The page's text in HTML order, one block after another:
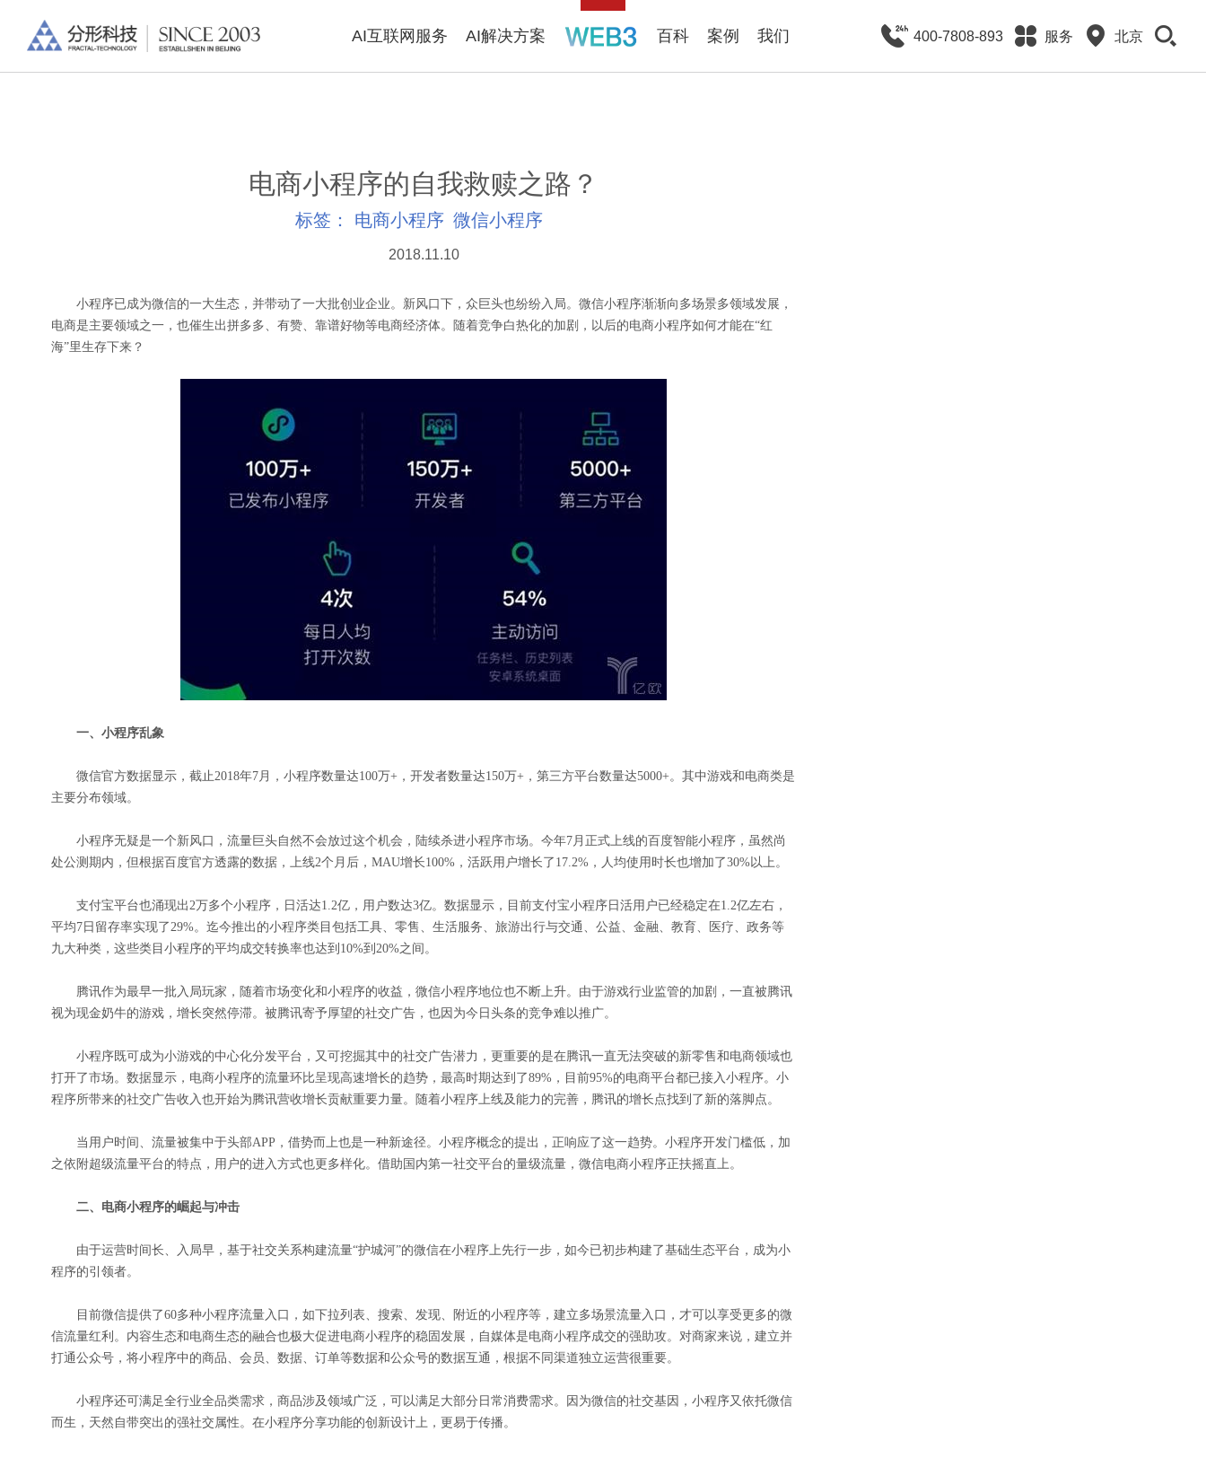
AI互联网服务 AI解决方案 百科 案例 我们 400-7808-893 服务 北京
电商小程序的自我救赎之路？
标签： 电商小程序 微信小程序
2018.11.10
小程序已成为微信的一大生态，并带动了一大批创业企业。新风口下，众巨头也纷纷入局。微信小程序渐渐向多场景多领域发展，
电商是主要领域之一，也催生出拼多多、有赞、靠谱好物等电商经济体。随着竞争白热化的加剧，以后的电商小程序如何才能在“红
海”里生存下来？
一、小程序乱象
微信官方数据显示，截止2018年7月，小程序数量达100万+，开发者数量达150万+，第三方平台数量达5000+。其中游戏和电商类是
主要分布领域。
小程序无疑是一个新风口，流量巨头自然不会放过这个机会，陆续杀进小程序市场。今年7月正式上线的百度智能小程序，虽然尚
处公测期内，但根据百度官方透露的数据，上线2个月后，MAU增长100%，活跃用户增长了17.2%，人均使用时长也增加了30%以上。
支付宝平台也涌现出2万多个小程序，日活达1.2亿，用户数达3亿。数据显示，目前支付宝小程序日活用户已经稳定在1.2亿左右，
平均7日留存率实现了29%。迄今推出的小程序类目包括工具、零售、生活服务、旅游出行与交通、公益、金融、教育、医疗、政务等
九大种类，这些类目小程序的平均成交转换率也达到10%到20%之间。
腾讯作为最早一批入局玩家，随着市场变化和小程序的收益，微信小程序地位也不断上升。由于游戏行业监管的加剧，一直被腾讯
视为现金奶牛的游戏，增长突然停滞。被腾讯寄予厚望的社交广告，也因为今日头条的竞争难以推广。
小程序既可成为小游戏的中心化分发平台，又可挖掘其中的社交广告潜力，更重要的是在腾讯一直无法突破的新零售和电商领域也
打开了市场。数据显示，电商小程序的流量环比呈现高速增长的趋势，最高时期达到了89%，目前95%的电商平台都已接入小程序。小
程序所带来的社交广告收入也开始为腾讯营收增长贡献重要力量。随着小程序上线及能力的完善，腾讯的增长点找到了新的落脚点。
当用户时间、流量被集中于头部APP，借势而上也是一种新途径。小程序概念的提出，正响应了这一趋势。小程序开发门槛低，加
之依附超级流量平台的特点，用户的进入方式也更多样化。借助国内第一社交平台的量级流量，微信电商小程序正扶摇直上。
二、电商小程序的崛起与冲击
由于运营时间长、入局早，基于社交关系构建流量“护城河”的微信在小程序上先行一步，如今已初步构建了基础生态平台，成为小
程序的引领者。
目前微信提供了60多种小程序流量入口，如下拉列表、搜索、发现、附近的小程序等，建立多场景流量入口，才可以享受更多的微
信流量红利。内容生态和电商生态的融合也极大促进电商小程序的稳固发展，自媒体是电商小程序成交的强助攻。对商家来说，建立并
打通公众号，将小程序中的商品、会员、数据、订单等数据和公众号的数据互通，根据不同渠道独立运营很重要。
小程序还可满足全行业全品类需求，商品涉及领域广泛，可以满足大部分日常消费需求。因为微信的社交基因，小程序又依托微信
而生，天然自带突出的强社交属性。在小程序分享功能的创新设计上，更易于传播。